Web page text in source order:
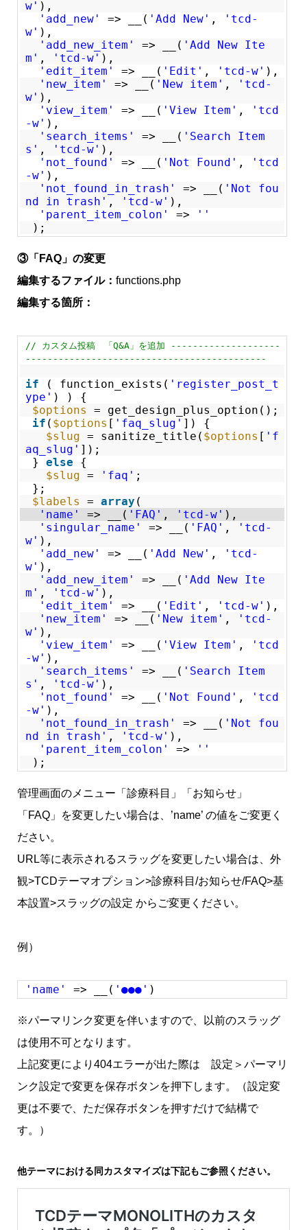
w' ),
'add_new'
=> __( 'Add New' ,
'tcd-
w' ),
'add_new_item'
=> __( 'Add New Ite
m' , 'tcd-w' ),
'edit_item'
=> __( 'Edit' , 'tcd-w' ),
'new_item'
=> __( 'New item' ,
'tcd-
w' ),
'view_item'
=> __( 'View Item' ,
'tcd
-w' ),
'search_items'
=> __( 'Search Item
s' , 'tcd-w' ),
'not_found'
=> __( 'Not Found' ,
'tcd
-w' ),
'not_found_in_trash'
=> __( 'Not fou
nd in trash' , 'tcd-w' ),
'parent_item_colon'
=>
''
);
③「FAQ」の変更
編集するファイル： functions.php
編集する箇所：
// カスタム投稿 「Q&A」を追加 --------------------
--------------------------------------------
if ( function_exists( 'register_post_t
ype' ) ) {
$options
= get_design_plus_option();
if ( $options [ 'faq_slug' ]) {
$slug = sanitize_title( $options [ 'f
aq_slug' ]);
} else
{
$slug = 'faq' ;
};
$labels
= array (
'name'
=> __( 'FAQ' , 'tcd-w' ),
'singular_name'
=> __( 'FAQ' ,
'tcd-
w' ),
'add_new'
=> __( 'Add New' ,
'tcd-
w' ),
'add_new_item'
=> __( 'Add New Ite
m' , 'tcd-w' ),
'edit_item'
=> __( 'Edit' , 'tcd-w' ),
'new_item'
=> __( 'New item' ,
'tcd-
w' ),
'view_item'
=> __( 'View Item' ,
'tcd
-w' ),
'search_items'
=> __( 'Search Item
s' , 'tcd-w' ),
'not_found'
=> __( 'Not Found' ,
'tcd
-w' ),
'not_found_in_trash'
=> __( 'Not fou
nd in trash' , 'tcd-w' ),
'parent_item_colon'
=>
''
);
管理画面のメニュー「診療科目」「お知らせ」
「FAQ」を変更したい場合は、’name’ の値をご変更く
ださい。
URL等に表示されるスラッグを変更したい場合は、外
観>TCDテーマオプション>診療科目/お知らせ/FAQ>基
本設置>スラッグの設定 からご変更ください。
例）
'name' => __( '●●●' )
※パーマリンク変更を伴いますので、以前のスラッグ
は使用不可となります。
上記変更により404エラーが出た際は 設定＞パーマリ
ンク設定で変更を保存ボタンを押下します。（設定変
更は不要で、ただ保存ボタンを押すだけで結構で
す。）
他テーマにおける同カスタマイズは下記もご参照ください。